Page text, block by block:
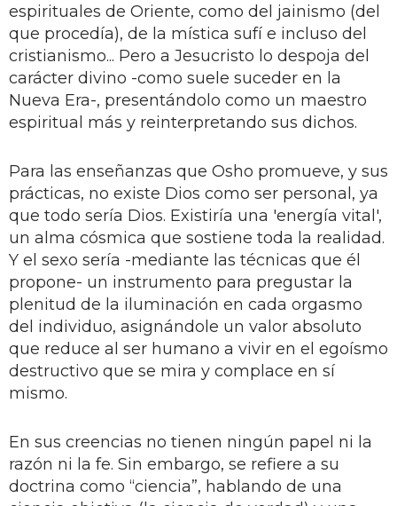
espirituales de Oriente, como del jainismo (del
que procedía), de la mística sufí e incluso del
cristianismo... Pero a Jesucristo lo despoja del
carácter divino -como suele suceder en la
Nueva Era-, presentándolo como un maestro
espiritual más y reinterpretando sus dichos.
Para las enseñanzas que Osho promueve, y sus
prácticas, no existe Dios como ser personal, ya
que todo sería Dios. Existiría una 'energía vital',
un alma cósmica que sostiene toda la realidad.
Y el sexo sería -mediante las técnicas que él
propone- un instrumento para pregustar la
plenitud de la iluminación en cada orgasmo
del individuo, asignándole un valor absoluto
que reduce al ser humano a vivir en el egoísmo
destructivo que se mira y complace en sí
mismo.
En sus creencias no tienen ningún papel ni la
razón ni la fe. Sin embargo, se refiere a su
doctrina como “ciencia”, hablando de una